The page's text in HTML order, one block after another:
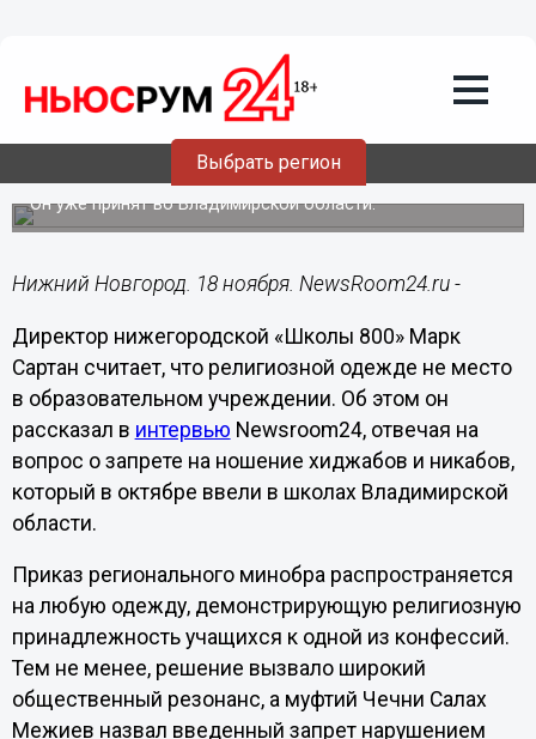
Выбрать регион
18.11.202413:00
В нижегородской «Школе 800»
высказались о запрете хиджабов
Он уже принят во Владимирской области.
Нижний Новгород. 18 ноября. NewsRoom24.ru -
Директор нижегородской «Школы 800» Марк
Сартан считает, что религиозной одежде не место
в образовательном учреждении. Об этом он
рассказал в интервью Newsroom24, отвечая на
вопрос о запрете на ношение хиджабов и никабов,
который в октябре ввели в школах Владимирской
области.
Приказ регионального минобра распространяется
на любую одежду, демонстрирующую религиозную
принадлежность учащихся к одной из конфессий.
Тем не менее, решение вызвало широкий
общественный резонанс, а муфтий Чечни Салах
Межиев назвал введенный запрет нарушением